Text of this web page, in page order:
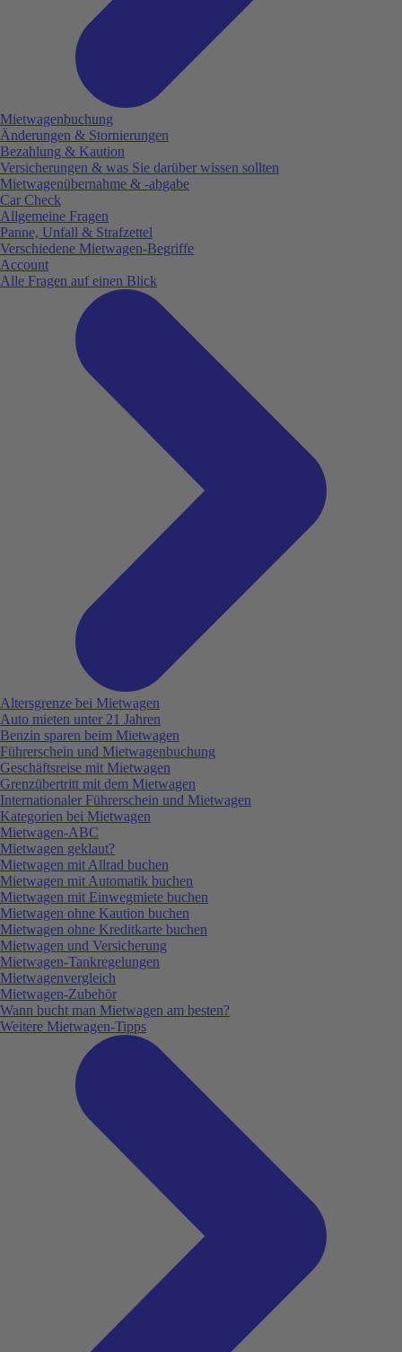
Mietwagenbuchung
Änderungen & Stornierungen
Bezahlung & Kaution
Versicherungen & was Sie darüber wissen sollten
Mietwagenübernahme & -abgabe
Car Check
Allgemeine Fragen
Panne, Unfall & Strafzettel
Verschiedene Mietwagen-Begriffe
Account
Alle Fragen auf einen Blick
Altersgrenze bei Mietwagen
Auto mieten unter 21 Jahren
Benzin sparen beim Mietwagen
Führerschein und Mietwagenbuchung
Geschäftsreise mit Mietwagen
Grenzübertritt mit dem Mietwagen
Internationaler Führerschein und Mietwagen
Kategorien bei Mietwagen
Mietwagen-ABC
Mietwagen geklaut?
Mietwagen mit Allrad buchen
Mietwagen mit Automatik buchen
Mietwagen mit Einwegmiete buchen
Mietwagen ohne Kaution buchen
Mietwagen ohne Kreditkarte buchen
Mietwagen und Versicherung
Mietwagen-Tankregelungen
Mietwagenvergleich
Mietwagen-Zubehör
Wann bucht man Mietwagen am besten?
Weitere Mietwagen-Tipps